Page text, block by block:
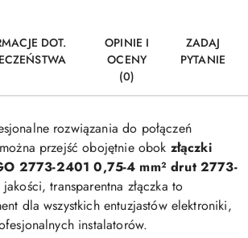
DOT.
OPINIE I
OCENY
(0)
ZADAJ
PYTANIE
rozwiązania do połączeń
przejść obojętnie obok złączki
2773-2401 0,75-4 mm² drut 2773-
transparentna złączka to
dla wszystkich entuzjastów elektroniki,
instalatorów.